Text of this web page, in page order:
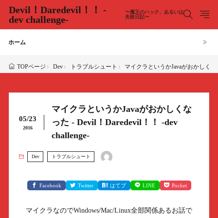
Devil！Daredevil！！ -
dev challenge-
〜魔王のハック、あるいは
失敗日記〜
ホーム
TOPページ Dev トラブルシュート マイクラというかJavaがおかしくな
05/23
2016
マイクラというかJavaがおかしくな
った - Devil！Daredevil！！ -dev
challenge-
Dev トラブルシュート
Facebook Twitter はてブ LINE Pocket
マイクラなのでWindows/Mac/Linux全部関係あるお話で